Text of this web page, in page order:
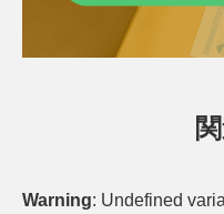
Warning: Undefined